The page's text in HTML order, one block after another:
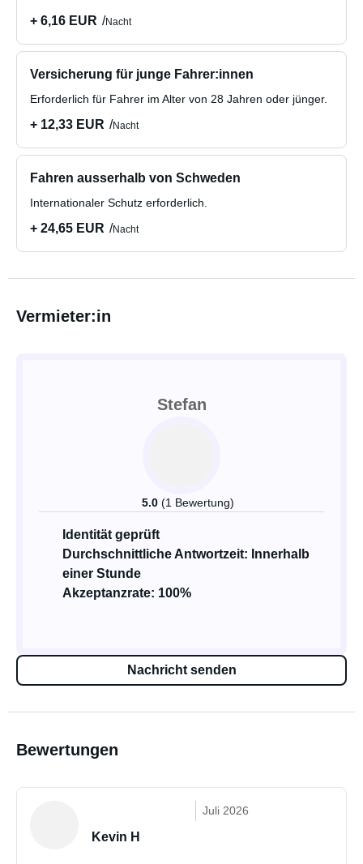
+ 6,16 EUR Nacht
Versicherung für junge Fahrer:innen
Erforderlich für Fahrer im Alter von 28 Jahren oder jünger.
+ 12,33 EUR Nacht
Fahren ausserhalb von Schweden
Internationaler Schutz erforderlich.
+ 24,65 EUR Nacht
Vermieter:in
Stefan
5.0 (1 Bewertung)
Identität geprüft
Durchschnittliche Antwortzeit: Innerhalb
einer Stunde
Akzeptanzrate: 100%
Nachricht senden
Bewertungen
Juli 2026
Kevin H